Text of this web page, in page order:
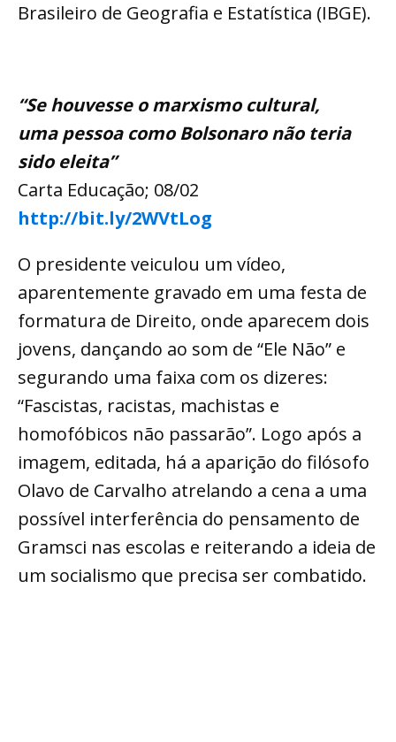
Brasileiro de Geografia e Estatística (IBGE).
“Se houvesse o marxismo cultural,
uma pessoa como Bolsonaro não teria
sido eleita”
Carta Educação; 08/02
http://bit.ly/2WVtLog
O presidente veiculou um vídeo,
aparentemente gravado em uma festa de
formatura de Direito, onde aparecem dois
jovens, dançando ao som de “Ele Não” e
segurando uma faixa com os dizeres:
“Fascistas, racistas, machistas e
homofóbicos não passarão”. Logo após a
imagem, editada, há a aparição do filósofo
Olavo de Carvalho atrelando a cena a uma
possível interferência do pensamento de
Gramsci nas escolas e reiterando a ideia de
um socialismo que precisa ser combatido.